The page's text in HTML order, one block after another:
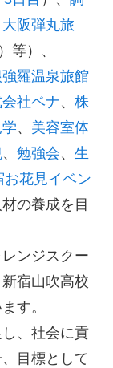
大阪弾丸旅
）等）、
羅温泉旅館
社ベナ、株
、 美容室体
、勉強会、生
お花見イベン
の養成を目
ンジスクー
宿山吹高校
す。
、社会に貢
目標として